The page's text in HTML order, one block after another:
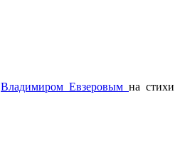
Владимиром Евзеровым на стихи